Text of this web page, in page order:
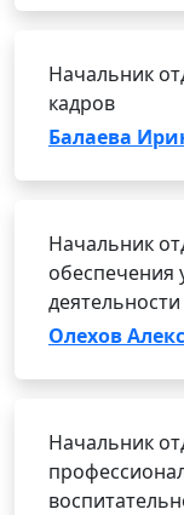
Начальник
кадров
Балаева
Начальник
обеспечения
Олехов
Начальник